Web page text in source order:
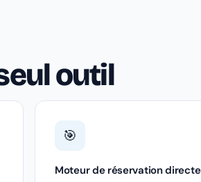
outil
🎯
Moteur de réservation directe